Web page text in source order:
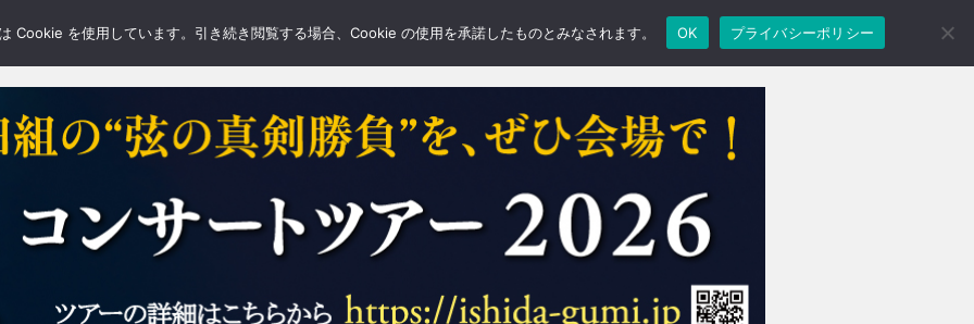
BLOGS FEATURE
Cookie を使用しています。引き続き閲覧する場合、Cookie の使用を承諾したものとみなされます。 OK プライバシーポリシー